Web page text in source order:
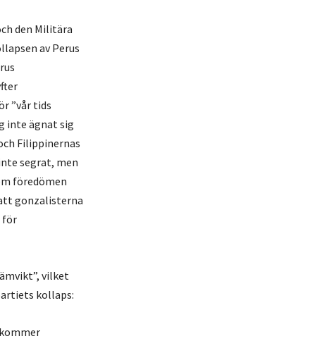
den Militära
av Perus
”vår tids
inte ägnat sig
Filippinernas
segrat, men
föredömen
gonzalisterna
för
vilket
kollaps: